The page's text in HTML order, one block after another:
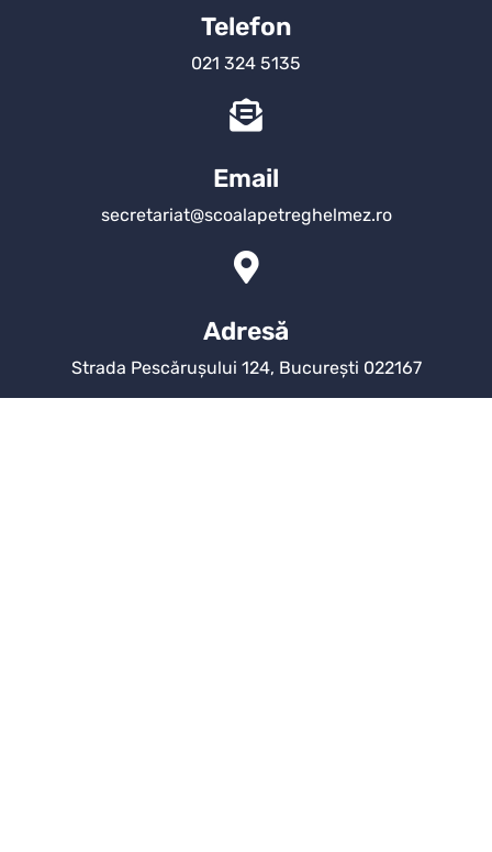
Telefon
021 324 5135
Email
secretariat@scoalapetreghelmez.ro
Adresă
Strada Pescărușului 124, București 022167